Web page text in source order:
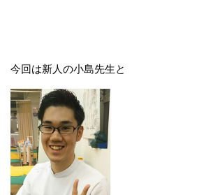
今回は新人の小島先生と